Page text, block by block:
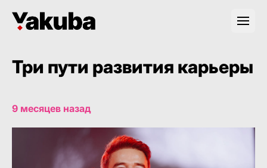
Три пути развития карьеры
9 месяцев назад